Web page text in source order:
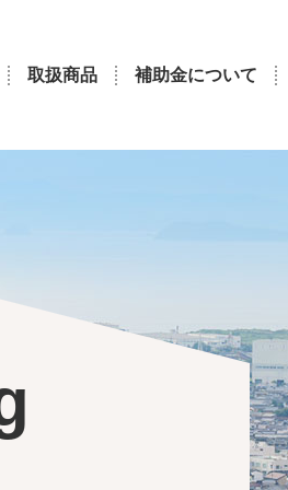
取扱商品 補助金について